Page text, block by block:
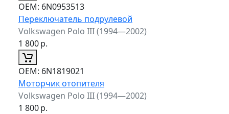
ОЕМ: 6N0953513
Переключатель подрулевой
Volkswagen Polo III (1994—2002)
1 800р.
ОЕМ: 6N1819021
Моторчик отопителя
Volkswagen Polo III (1994—2002)
1 800р.